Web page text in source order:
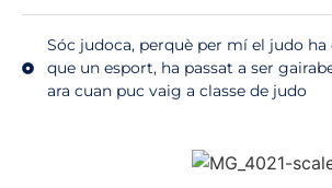
Sóc judoca, perquè per mí el judo
que un esport, ha passat a ser
ara cuan puc vaig a classe de judo